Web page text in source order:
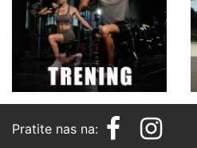
Pratite nas na: